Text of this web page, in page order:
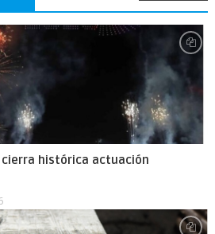
cierra histórica actuación